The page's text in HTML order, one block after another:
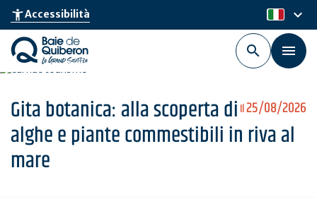
Skip
main
content
accessibility_newAccessibilità it
keyboard_arrow_down
Il25/08/2026
Gita botanica: alla scoperta di
alghe e piante commestibili in riva al
mare